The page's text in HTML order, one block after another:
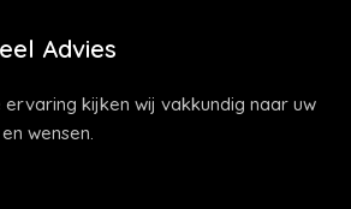
Advies
kijken wij vakkundig naar uw
wensen.